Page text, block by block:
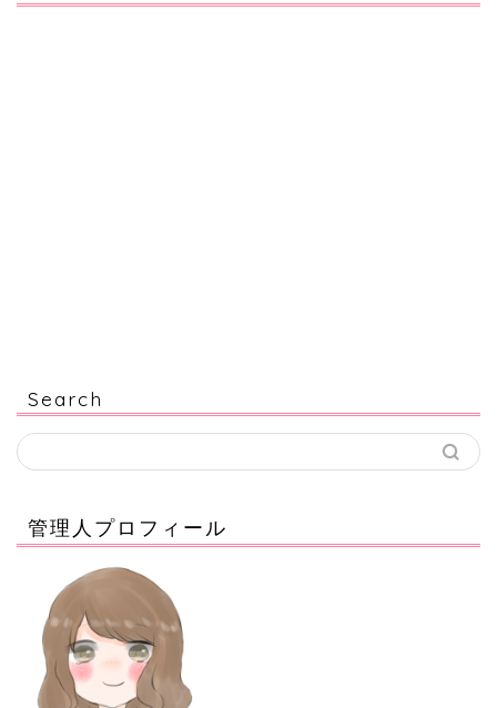
Search
管理人プロフィール